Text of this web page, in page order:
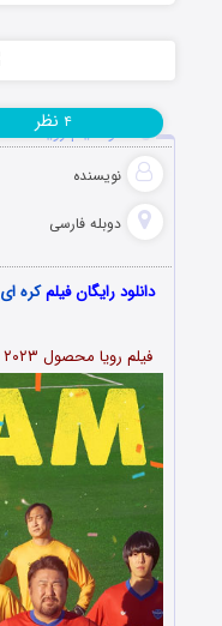
دانلود فیلم رویا Dream 2023
نویسنده
دوبله فارسی
۴ نظر
دانلود رایگان فیلمکره ای
فیلم رویا محصول ۲۰۲۳